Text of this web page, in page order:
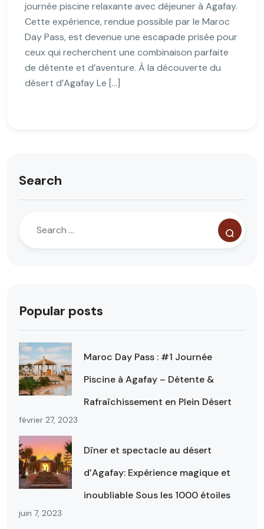
journée piscine relaxante avec déjeuner à Agafay.
Cette expérience, rendue possible par le Maroc
Day Pass, est devenue une escapade prisée pour
ceux qui recherchent une combinaison parfaite
de détente et d’aventure. À la découverte du
désert d’Agafay Le […]
Search
Popular posts
Maroc Day Pass : #1 Journée
Piscine à Agafay – Détente &
Rafraîchissement en Plein Désert
février 27, 2023
Dîner et spectacle au désert
d’Agafay: Expérience magique et
inoubliable Sous les 1000 étoiles
juin 7, 2023